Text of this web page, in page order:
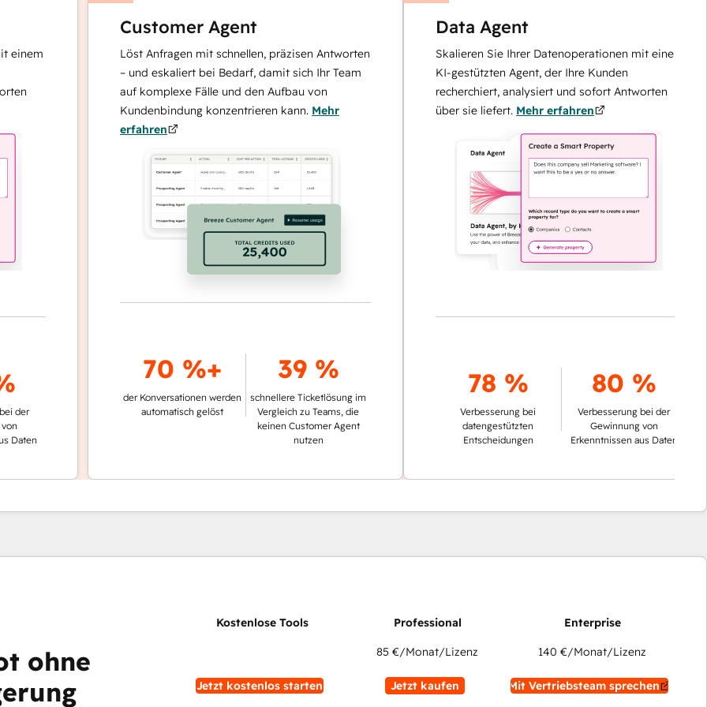
Customer Agent
Löst Anfragen mit schnellen, präzisen Antworten
– und eskaliert bei Bedarf, damit sich Ihr Team
auf komplexe Fälle und den Aufbau von
Kundenbindung konzentrieren kann.Mehr
erfahren
70 %+
der Konversationen werden
automatisch gelöst
39 %
schnellere Ticketlösung im
Vergleich zu Teams, die
keinen Customer Agent
nutzen
Data Agent
Skalieren Sie Ihrer Datenoperationen mit einem
KI-gestützten Agent, der Ihre Kunden
recherchiert, analysiert und sofort Antworten
über sie liefert.Mehr erfahren
78 %
Verbesserung bei
datengestützten
Entscheidungen
80 %
Verbesserung bei der
Gewinnung von
Erkenntnissen aus Daten
ohne
Jetzt kostenlos starten
85 €/Monat/Lizenz
Jetzt kaufen
140 €/Monat/Lizenz
Mit Vertriebsteam sprechen